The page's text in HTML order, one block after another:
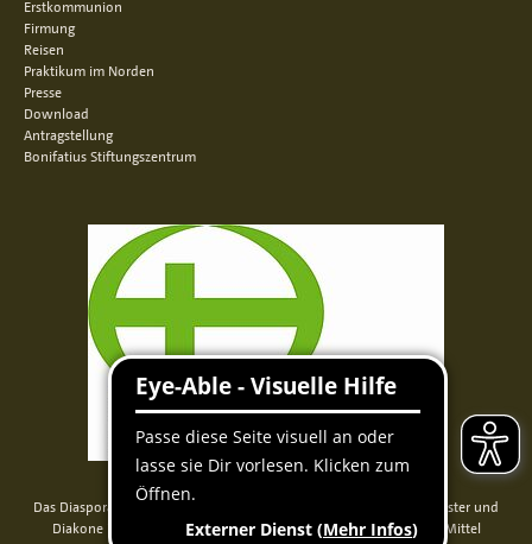
Erstkommunion
Firmung
Reisen
Praktikum im Norden
Presse
Download
Antragstellung
Bonifatius Stiftungszentrum
Das Diaspora-Kommissariat der deutschen Bischöfe unterstützt Priester und
Diakone in Nord-, Mittel- und Osteuropa. Seit 2014 werden die Mittel